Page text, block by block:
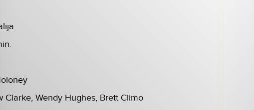
Clarke, Wendy Hughes, Brett Climo